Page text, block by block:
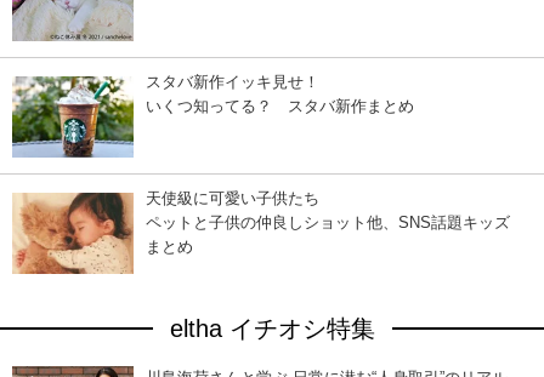
スタバ新作イッキ見せ！
いくつ知ってる？ スタバ新作まとめ
天使級に可愛い子供たち
ペットと子供の仲良しショット他、SNS話題キッズ
まとめ
eltha イチオシ特集